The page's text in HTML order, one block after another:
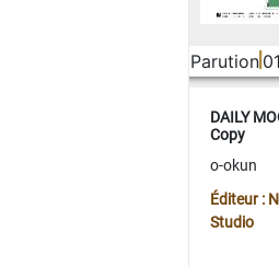
Parution
DAILY
Copy
o-okun
Éditeur :
Studio